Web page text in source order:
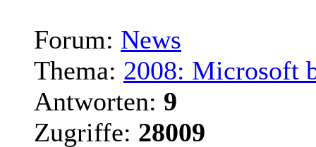
Forum: News
Thema: 2008: Microsoft
Antworten: 9
Zugriffe: 28009